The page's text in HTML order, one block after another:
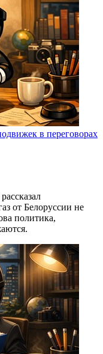
в переговорах
от Белоруссии не
политика,